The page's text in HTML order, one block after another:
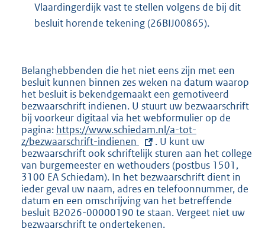
Vlaardingerdijk vast te stellen volgens de bij dit
besluit horende tekening (26BIJ00865).
Belanghebbenden die het niet eens zijn met een
besluit kunnen binnen zes weken na datum waarop
het besluit is bekendgemaakt een gemotiveerd
bezwaarschrift indienen. U stuurt uw bezwaarschrift
bij voorkeur digitaal via het webformulier op de
pagina: E
x
t
e
r
n
e
l
i
https://www.schiedam.nl/a-tot-
z/bezwaarschrift-indienen
. U kunt uw
bezwaarschrift ook schriftelijk sturen aan het college
van burgemeester en wethouders (postbus 1501,
3100 EA Schiedam). In het bezwaarschrift dient in
ieder geval uw naam, adres en telefoonnummer, de
datum en een omschrijving van het betreffende
besluit B2026-00000190 te staan. Vergeet niet uw
bezwaarschrift te ondertekenen.